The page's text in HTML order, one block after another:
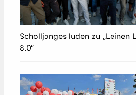
Scholljonges luden zu „Leinen
8.0“